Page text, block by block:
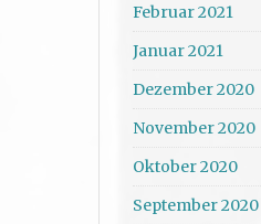
Februar 2021
Januar 2021
Dezember 2020
November 2020
Oktober 2020
September 2020